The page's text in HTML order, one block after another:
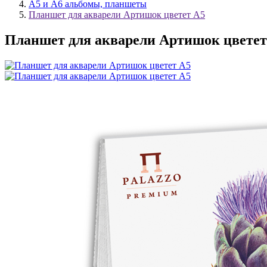
А5 и А6 альбомы, планшеты
Планшет для акварели Артишок цветет А5
Планшет для акварели Артишок